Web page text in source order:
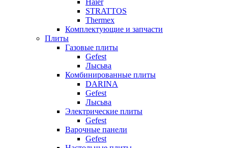
Haier
STRATTOS
Thermex
Комплектующие и запчасти
Плиты
Газовые плиты
Gefest
Лысьва
Комбинированные плиты
DARINA
Gefest
Лысьва
Электрические плиты
Gefest
Варочные панели
Gefest